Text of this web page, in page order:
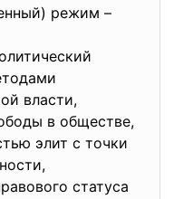
режим –
власти,
в обществе,
элит с точки
статуса